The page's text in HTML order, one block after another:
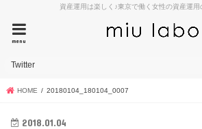
資産運用は楽しく♪東京で働く女性の資産運
menu
Twitter
HOME 20180104_180104_0007
2018.01.04